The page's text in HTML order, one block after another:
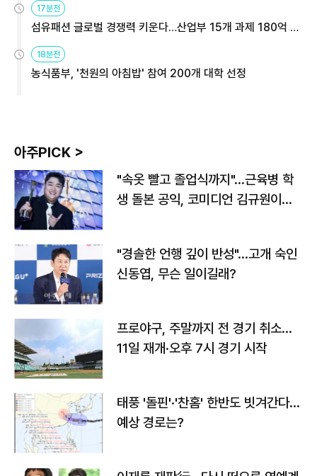
17분전
섬유패션 글로벌 경쟁력 키운다…산업부 15개 과제 180억 지
원
18분전
농식품부, '천원의 아침밥' 참여 200개 대학 선정
아주PICK >
"속옷 빨고 졸업식까지"…근육병 학
생 돌본 공익, 코미디언 김규원이었
"경솔한 언행 깊이 반성"…고개 숙인
신동엽, 무슨 일이길래?
프로야구, 주말까지 전 경기 취소…
11일 재개·오후 7시 경기 시작
태풍 '돌핀'·'찬홈' 한반도 빗겨간다…
예상 경로는?